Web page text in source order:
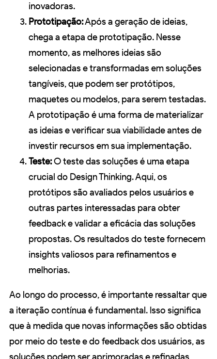
inovadoras.
Prototipação:Após a geração de ideias,
chega a etapa de prototipação. Nesse
momento, as melhores ideias são
selecionadas e transformadas em soluções
tangíveis, que podem ser protótipos,
maquetes ou modelos, para serem testadas.
A prototipação é uma forma de materializar
as ideias e verificar sua viabilidade antes de
investir recursos em sua implementação.
Teste:O teste das soluções é uma etapa
crucial do Design Thinking. Aqui, os
protótipos são avaliados pelos usuários e
outras partes interessadas para obter
feedback e validar a eficácia das soluções
propostas. Os resultados do teste fornecem
insights valiosos para refinamentos e
melhorias.
Ao longo do processo, é importante ressaltar que
a iteração contínua é fundamental. Isso significa
que à medida que novas informações são obtidas
por meio do teste e do feedback dos usuários, as